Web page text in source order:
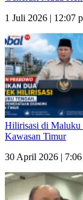
1 Juli 2026 | 12:07
Hilirisasi di Maluku
Kawasan Timur
30 April 2026 |